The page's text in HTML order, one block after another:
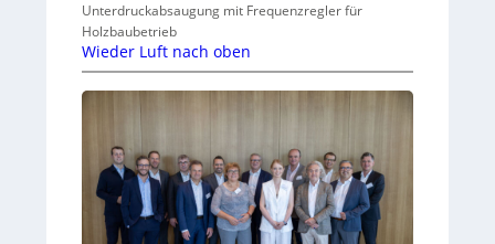
Unterdruckabsaugung mit Frequenzregler für
Holzbaubetrieb
Wieder Luft nach oben